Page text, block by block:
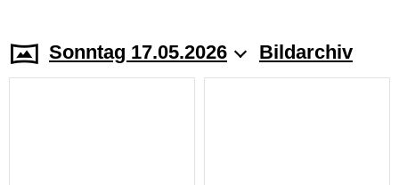
Sonntag 17.05.2026 Bildarchiv